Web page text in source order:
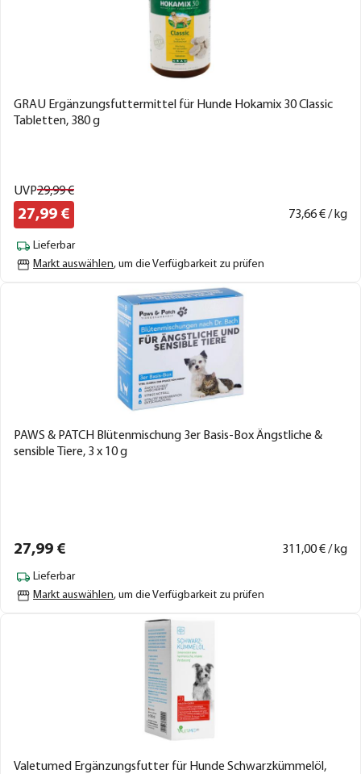
GRAU Ergänzungsfuttermittel für Hunde Hokamix 30 Classic
Tabletten, 380 g
UVP29,99€
27,99 € 73,66€ / kg
Lieferbar
Markt auswählen, um die Verfügbarkeit zu prüfen
PAWS & PATCH Blütenmischung 3er Basis-Box Ängstliche &
sensible Tiere, 3 x 10 g
27,99 € 311,00€ / kg
Lieferbar
Markt auswählen, um die Verfügbarkeit zu prüfen
Valetumed Ergänzungsfutter für Hunde Schwarzkümmelöl,